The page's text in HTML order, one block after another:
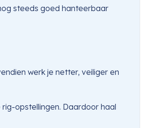
steeds goed hanteerbaar
werk je netter, veiliger en
opstellingen. Daardoor haal